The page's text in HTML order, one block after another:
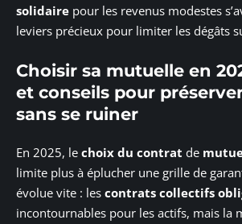
solidaire pour les revenus modestes
leviers précieux pour limiter les dégâts
Choisir sa mutuelle en
et conseils pour
sans se ruiner
En 2025, le choix du contrat de
limite plus à éplucher une grille de
évolue vite : les contrats collectifs
incontournables pour les actifs, mais la